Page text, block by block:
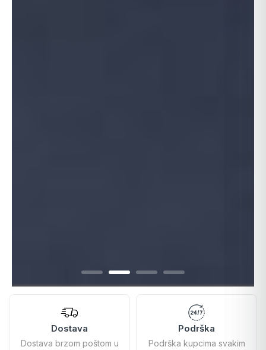
Dostava
Dostava brzom poštom u
Podrška
Podrška kupcima svakim